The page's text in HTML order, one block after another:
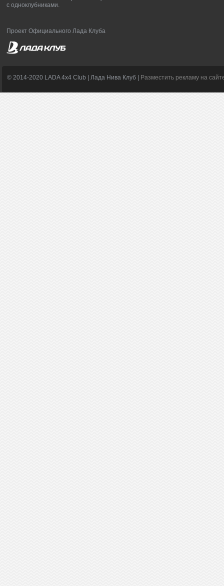
с одноклубниками.
Проект Официального Лада Клуба
© 2014-2020 LADA 4x4 Club | Лада Нива Клуб | Разместить рекламу на